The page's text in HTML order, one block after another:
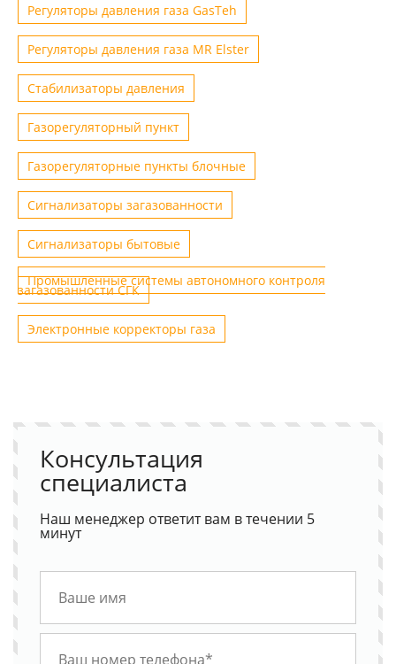
Регуляторы давления газа GasTeh
Регуляторы давления газа MR Elster
Стабилизаторы давления
Газорегуляторный пункт
Газорегуляторные пункты блочные
Сигнализаторы загазованности
Сигнализаторы бытовые
Промышленные системы автономного контроля
загазованности СГК
Электронные корректоры газа
Консультация
специалиста
Наш менеджер ответит вам в течении 5
минут